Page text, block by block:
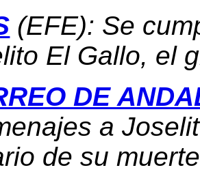
(EFE): Se
El Gallo, el
DE
a
de su